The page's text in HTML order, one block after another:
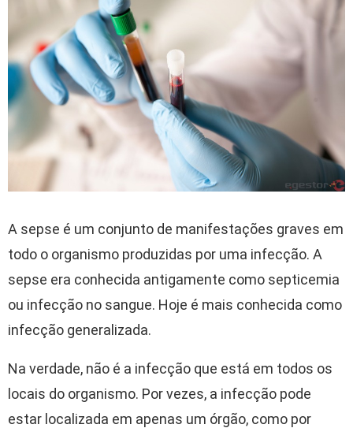
A sepse é um conjunto de manifestações graves em
todo o organismo produzidas por uma infecção. A
sepse era conhecida antigamente como septicemia
ou infecção no sangue. Hoje é mais conhecida como
infecção generalizada.
Na verdade, não é a infecção que está em todos os
locais do organismo. Por vezes, a infecção pode
estar localizada em apenas um órgão, como por